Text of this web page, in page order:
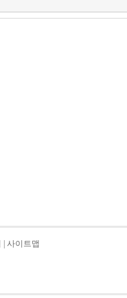
사이트맵